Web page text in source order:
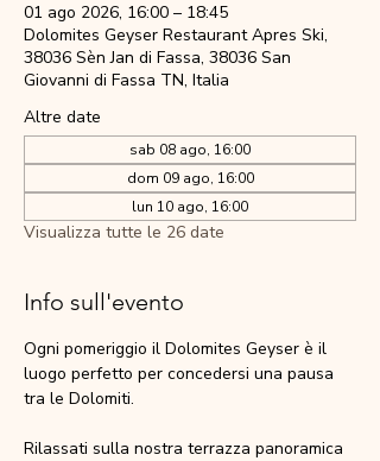
01 ago 2026, 16:00 – 18:45
Dolomites Geyser Restaurant Apres Ski,
38036 Sèn Jan di Fassa, 38036 San
Giovanni di Fassa TN, Italia
Altre date
sab 08 ago, 16:00
dom 09 ago, 16:00
lun 10 ago, 16:00
Visualizza tutte le 26 date
Info sull'evento
Ogni pomeriggio il Dolomites Geyser è il
luogo perfetto per concedersi una pausa
tra le Dolomiti.
Rilassati sulla nostra terrazza panoramica